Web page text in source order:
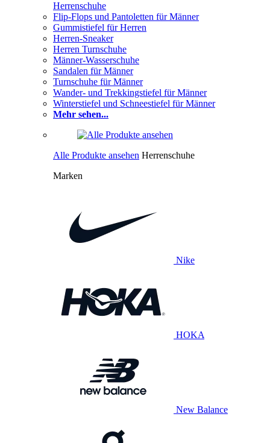
Herrenschuhe
Flip-Flops und Pantoletten für Männer
Gummistiefel für Herren
Herren-Sneaker
Herren Turnschuhe
Männer-Wasserschuhe
Sandalen für Männer
Turnschuhe für Männer
Wander- und Trekkingstiefel für Männer
Winterstiefel und Schneestiefel für Männer
Mehr sehen...
Alle Produkte ansehen Herrenschuhe
Marken
Nike
HOKA
New Balance